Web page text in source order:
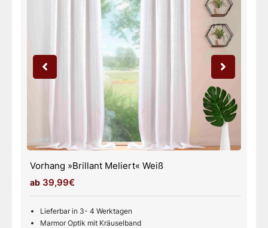
Vorhang »Brillant Meliert« Weiß
39,99€
Lieferbar in 3- 4 Werktagen
Marmor Optik mit Kräuselband